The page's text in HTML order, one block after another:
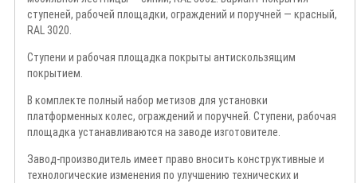
ступеней, рабочей площадки, ограждений и поручней — красный,
RAL 3020.
Ступени и рабочая площадка покрыты антискользящим
покрытием.
В комплекте полный набор метизов для установки
платформенных колес, ограждений и поручней. Ступени, рабочая
площадка устанавливаются на заводе изготовителе.
Завод-производитель имеет право вносить конструктивные и
технологические изменения по улучшению технических и